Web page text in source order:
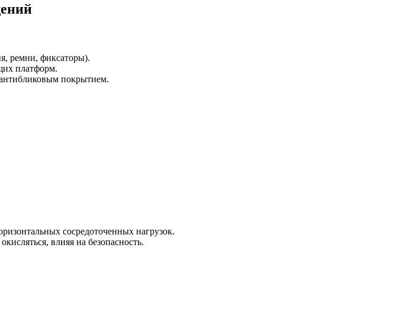
ремни, фиксаторы).
платформ.
покрытием.
сосредоточенных нагрузок.
влияя на безопасность.